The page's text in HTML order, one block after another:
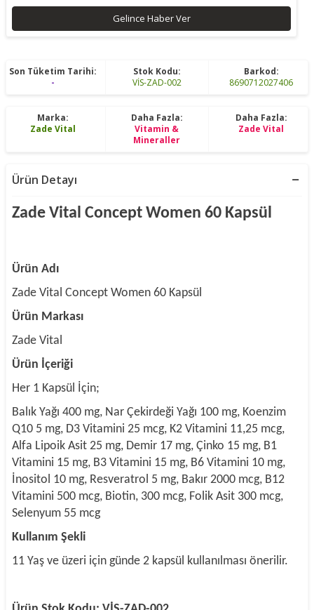
Gelince Haber Ver
Son Tüketim Tarihi:
-
Stok Kodu:
VİS-ZAD-002
Barkod:
8690712027406
Marka:
Zade Vital
Daha Fazla:
Vitamin &
Mineraller
Daha Fazla:
Zade Vital
Ürün Detayı
Zade Vital Concept Women 60 Kapsül
Ürün Adı
Zade Vital Concept Women 60 Kapsül
Ürün Markası
Zade Vital
Ürün İçeriği
Her 1 Kapsül İçin;
Balık Yağı 400 mg, Nar Çekirdeği Yağı 100 mg, Koenzim
Q10 5 mg, D3 Vitamini 25 mcg, K2 Vitamini 11,25 mcg,
Alfa Lipoik Asit 25 mg, Demir 17 mg, Çinko 15 mg, B1
Vitamini 15 mg, B3 Vitamini 15 mg, B6 Vitamini 10 mg,
İnositol 10 mg, Resveratrol 5 mg, Bakır 2000 mcg, B12
Vitamini 500 mcg, Biotin, 300 mcg, Folik Asit 300 mcg,
Selenyum 55 mcg
Kullanım Şekli
11 Yaş ve üzeri için günde 2 kapsül kullanılması önerilir.